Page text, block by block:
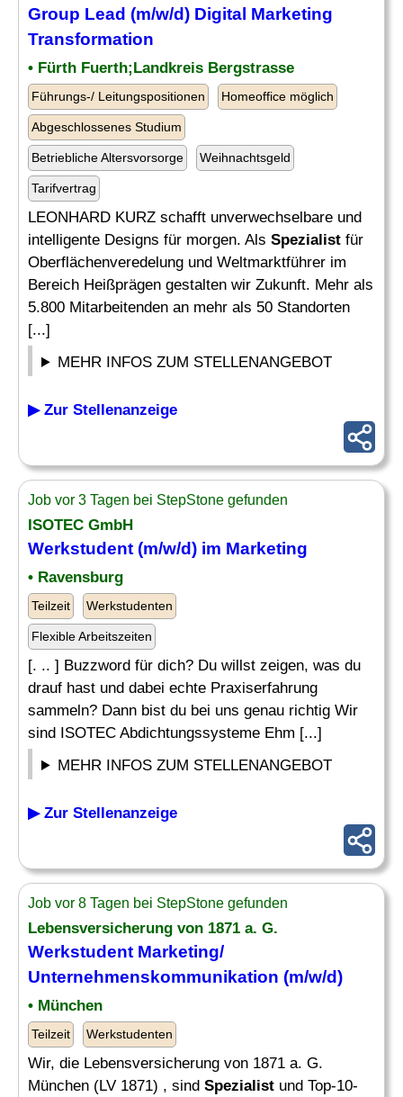
Group Lead (m/w/d) Digital Marketing
Transformation
• Fürth Fuerth;Landkreis Bergstrasse
Führungs-/ Leitungspositionen Homeoffice möglich
Abgeschlossenes Studium
Betriebliche Altersvorsorge Weihnachtsgeld
Tarifvertrag
LEONHARD KURZ schafft unverwechselbare und
intelligente Designs für morgen. Als Spezialist für
Oberflächenveredelung und Weltmarktführer im
Bereich Heißprägen gestalten wir Zukunft. Mehr als
5.800 Mitarbeitenden an mehr als 50 Standorten
[...]
MEHR INFOS ZUM STELLENANGEBOT
▶ Zur Stellenanzeige
Job vor 3 Tagen bei StepStone gefunden
ISOTEC GmbH
Werkstudent (m/w/d) im Marketing
• Ravensburg
Teilzeit Werkstudenten
Flexible Arbeitszeiten
[. .. ] Buzzword für dich? Du willst zeigen, was du
drauf hast und dabei echte Praxiserfahrung
sammeln? Dann bist du bei uns genau richtig Wir
sind ISOTEC Abdichtungssysteme Ehm [...]
MEHR INFOS ZUM STELLENANGEBOT
▶ Zur Stellenanzeige
Job vor 8 Tagen bei StepStone gefunden
Lebensversicherung von 1871 a. G.
Werkstudent Marketing/
Unternehmenskommunikation (m/w/d)
• München
Teilzeit Werkstudenten
Wir, die Lebensversicherung von 1871 a. G.
München (LV 1871) , sind Spezialist und Top-10-